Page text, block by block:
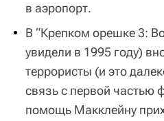
в аэропорт.
В “Крепком орешке 3:
увидели в 1995 году)
террористы (и это
связь с первой частью
помощь Макклейну